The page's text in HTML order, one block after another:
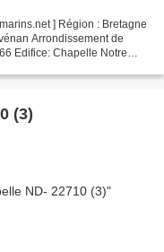
] Région : Bretagne
Arrondissement de
Edifice: Chapelle Notre
(3)